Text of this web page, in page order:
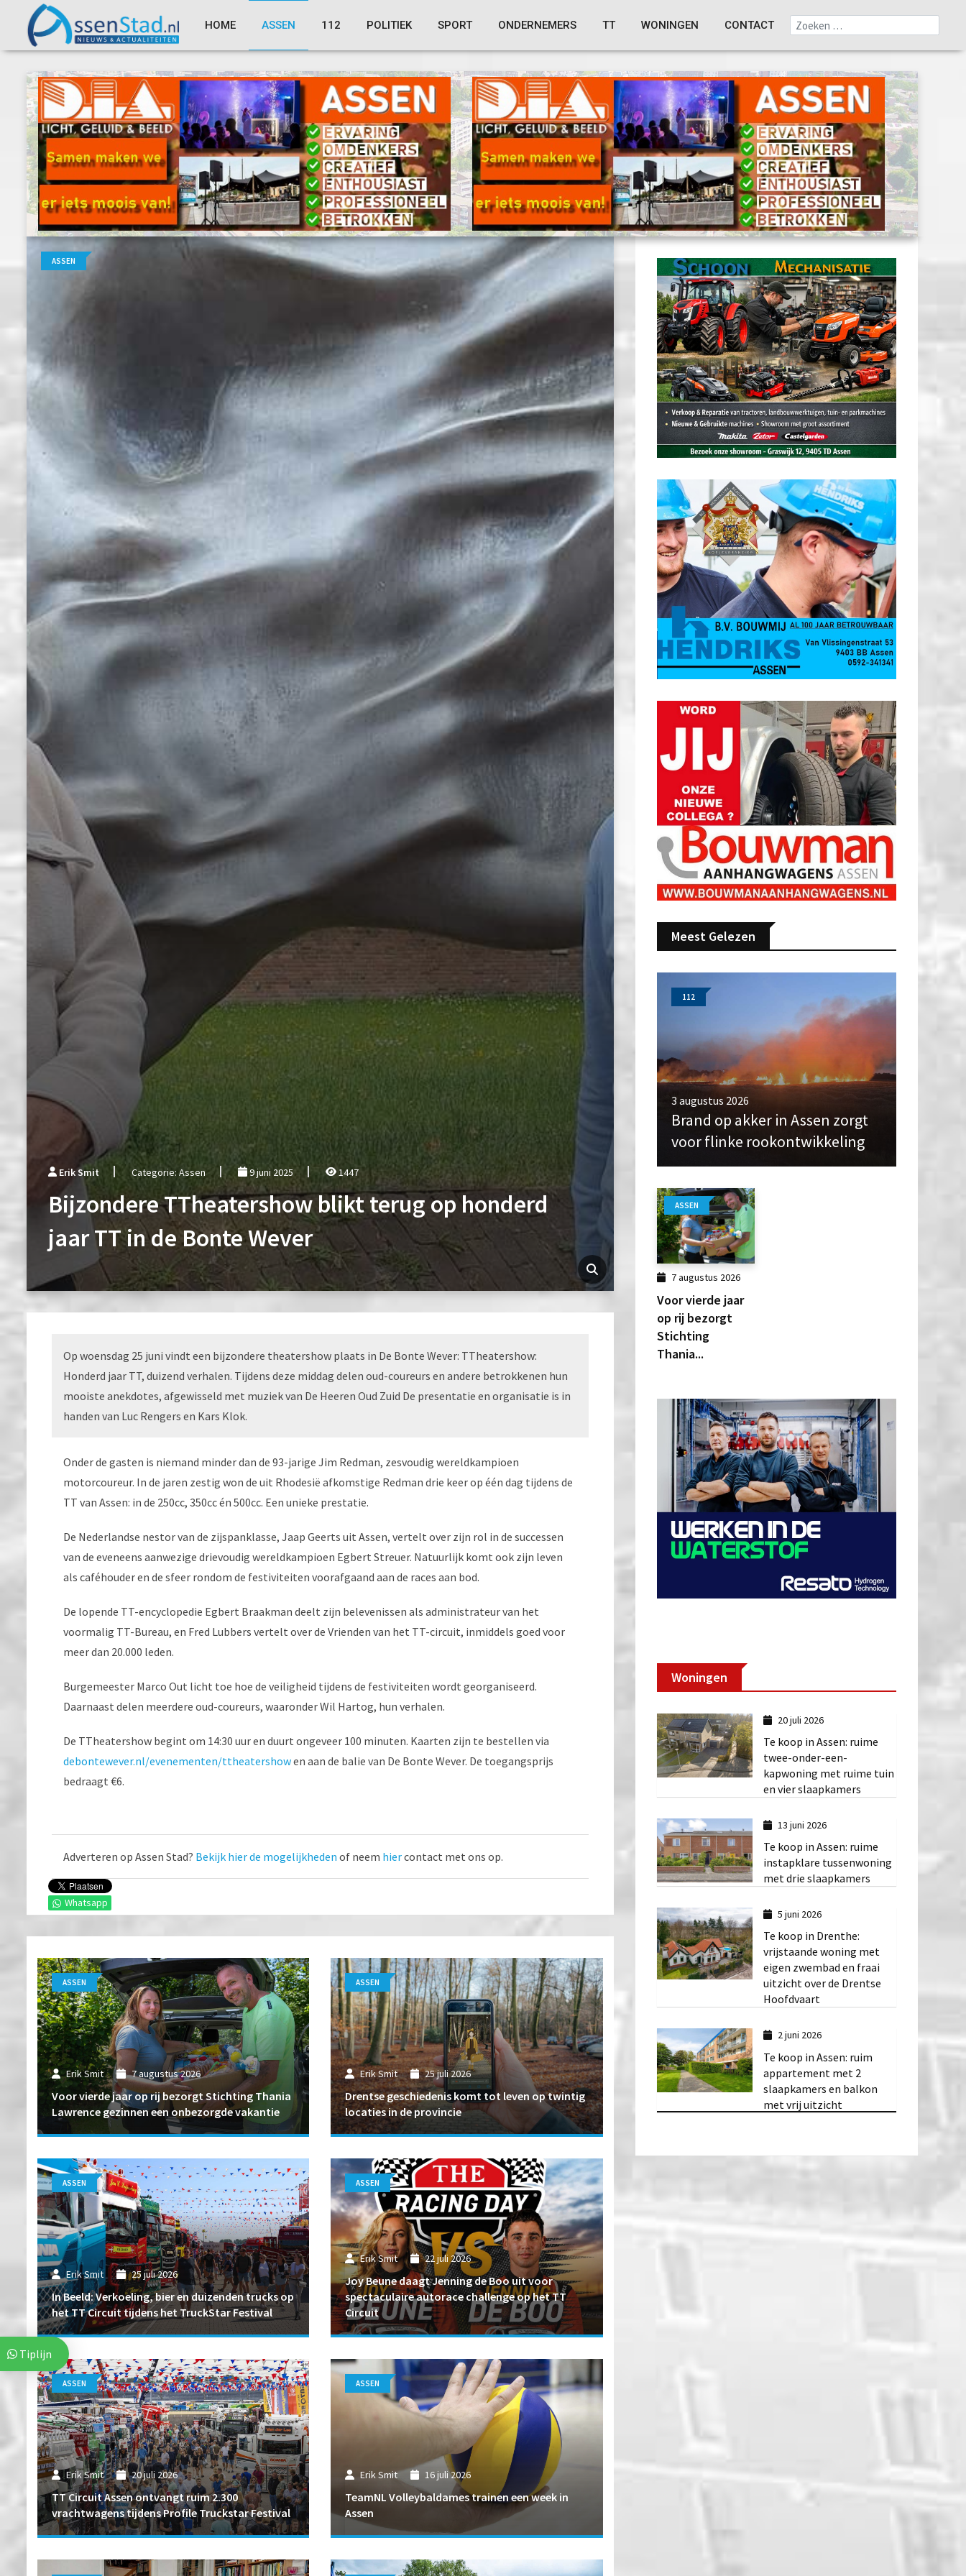
HOME ASSEN 112 POLITIEK SPORT ONDERNEMERS TT WONINGEN CONTACT
ASSEN
Erik Smit Categorie: Assen 9 juni 2025 1447
Bijzondere TTheatershow blikt terug op honderd
jaar TT in de Bonte Wever
Op woensdag 25 juni vindt een bijzondere theatershow plaats in De Bonte Wever: TTheatershow:
Honderd jaar TT, duizend verhalen. Tijdens deze middag delen oud-coureurs en andere betrokkenen hun
mooiste anekdotes, afgewisseld met muziek van De Heeren Oud Zuid De presentatie en organisatie is in
handen van Luc Rengers en Kars Klok.
Onder de gasten is niemand minder dan de 93-jarige Jim Redman, zesvoudig wereldkampioen
motorcoureur. In de jaren zestig won de uit Rhodesië afkomstige Redman drie keer op één dag tijdens de
TT van Assen: in de 250cc, 350cc én 500cc. Een unieke prestatie.
De Nederlandse nestor van de zijspanklasse, Jaap Geerts uit Assen, vertelt over zijn rol in de successen
van de eveneens aanwezige drievoudig wereldkampioen Egbert Streuer. Natuurlijk komt ook zijn leven
als caféhouder en de sfeer rondom de festiviteiten voorafgaand aan de races aan bod.
De lopende TT-encyclopedie Egbert Braakman deelt zijn belevenissen als administrateur van het
voormalig TT-Bureau, en Fred Lubbers vertelt over de Vrienden van het TT-circuit, inmiddels goed voor
meer dan 20.000 leden.
Burgemeester Marco Out licht toe hoe de veiligheid tijdens de festiviteiten wordt georganiseerd.
Daarnaast delen meerdere oud-coureurs, waaronder Wil Hartog, hun verhalen.
De TTheatershow begint om 14:30 uur en duurt ongeveer 100 minuten. Kaarten zijn te bestellen via
debontewever.nl/evenementen/ttheatershowen aan de balie van De Bonte Wever. De toegangsprijs
bedraagt €6.
Whatsapp
Adverteren op Assen Stad? Bekijk hier de mogelijkheden of neem hiercontact met ons op.
Erik Smit 7 augustus 2026
Voor vierde jaar op rij bezorgt Stichting Thania
Lawrence gezinnen een onbezorgde vakantie
ASSEN
Erik Smit 25 juli 2026
Drentse geschiedenis komt tot leven op twintig
locaties in de provincie
ASSEN
Erik Smit 25 juli 2026
In Beeld: Verkoeling, bier en duizenden trucks op
het TT Circuit tijdens het TruckStar Festival
ASSEN
Erik Smit 22 juli 2026
Joy Beune daagt Jenning de Boo uit voor
spectaculaire autorace challenge op het TT
Circuit
ASSEN
Erik Smit 20 juli 2026
TT Circuit Assen ontvangt ruim 2.300
vrachtwagens tijdens Profile Truckstar Festival
ASSEN
Erik Smit 16 juli 2026
TeamNL Volleybaldames trainen een week in
Assen
ASSEN
Meest Gelezen
112
3 augustus 2026
Brand op akker in Assen zorgt
voor flinke rookontwikkeling
ASSEN
7 augustus 2026
Voor vierde jaar
op rij bezorgt
Stichting
Thania...
Woningen
20 juli 2026
Te koop in Assen: ruime
twee-onder-een-
kapwoning met ruime tuin
en vier slaapkamers
13 juni 2026
Te koop in Assen: ruime
instapklare tussenwoning
met drie slaapkamers
5 juni 2026
Te koop in Drenthe:
vrijstaande woning met
eigen zwembad en fraai
uitzicht over de Drentse
Hoofdvaart
2 juni 2026
Te koop in Assen: ruim
appartement met 2
slaapkamers en balkon
met vrij uitzicht
Tiplijn